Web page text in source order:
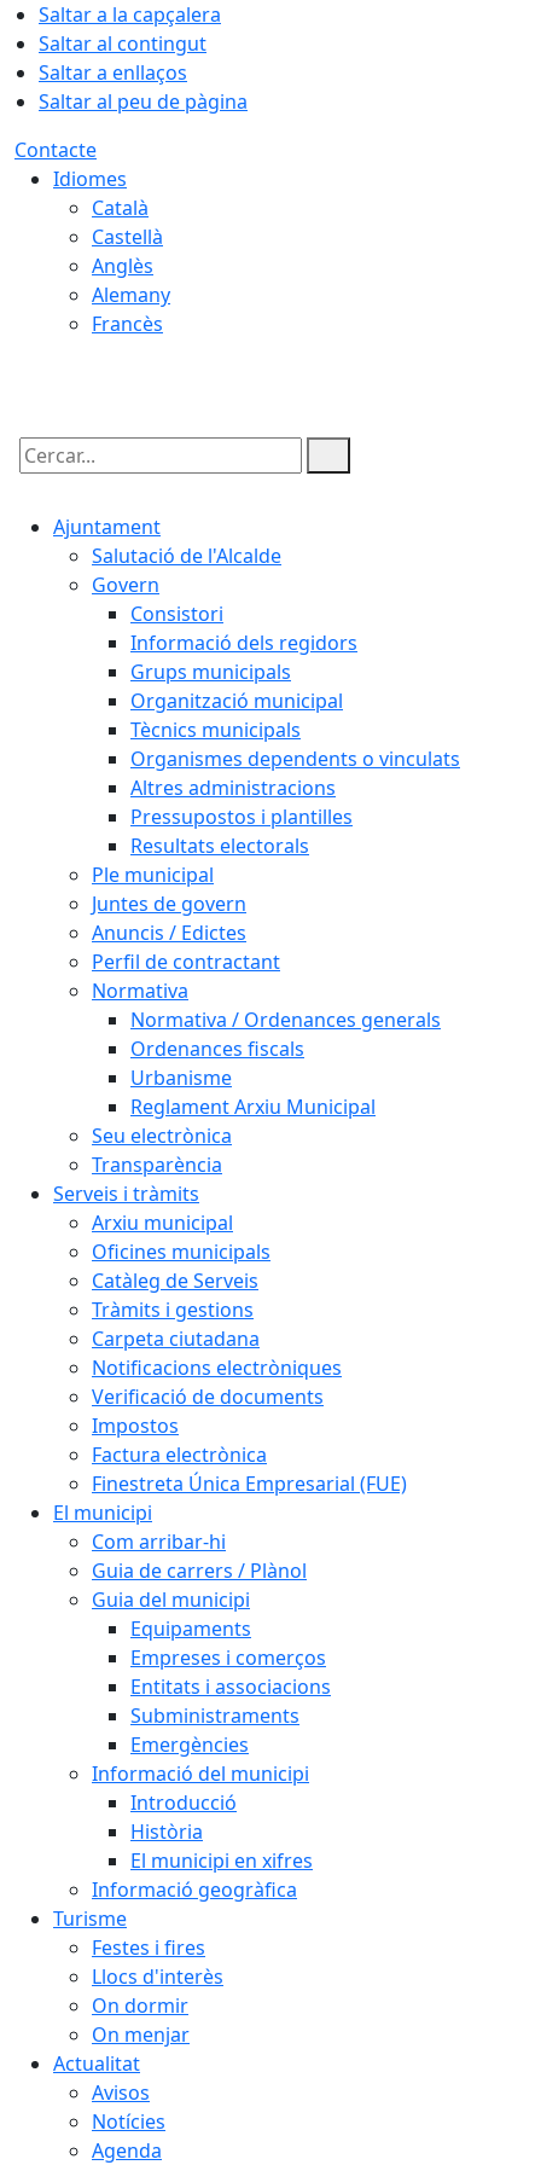
Saltar a la capçalera
Saltar al contingut
Saltar a enllaços
Saltar al peu de pàgina
Contacte
Idiomes
Català
Castellà
Anglès
Alemany
Francès
Cercar:
Ajuntament
Salutació de l'Alcalde
Govern
Consistori
Informació dels regidors
Grups municipals
Organització municipal
Tècnics municipals
Organismes dependents o vinculats
Altres administracions
Pressupostos i plantilles
Resultats electorals
Ple municipal
Juntes de govern
Anuncis / Edictes
Perfil de contractant
Normativa
Normativa / Ordenances generals
Ordenances fiscals
Urbanisme
Reglament Arxiu Municipal
Seu electrònica
Transparència
Serveis i tràmits
Arxiu municipal
Oficines municipals
Catàleg de Serveis
Tràmits i gestions
Carpeta ciutadana
Notificacions electròniques
Verificació de documents
Impostos
Factura electrònica
Finestreta Única Empresarial (FUE)
El municipi
Com arribar-hi
Guia de carrers / Plànol
Guia del municipi
Equipaments
Empreses i comerços
Entitats i associacions
Subministraments
Emergències
Informació del municipi
Introducció
Història
El municipi en xifres
Informació geogràfica
Turisme
Festes i fires
Llocs d'interès
On dormir
On menjar
Actualitat
Avisos
Notícies
Agenda